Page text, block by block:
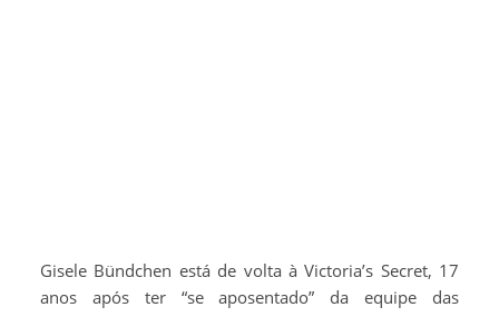
Gisele Bündchen está de volta à Victoria’s Secret, 17
anos após ter “se aposentado” da equipe das